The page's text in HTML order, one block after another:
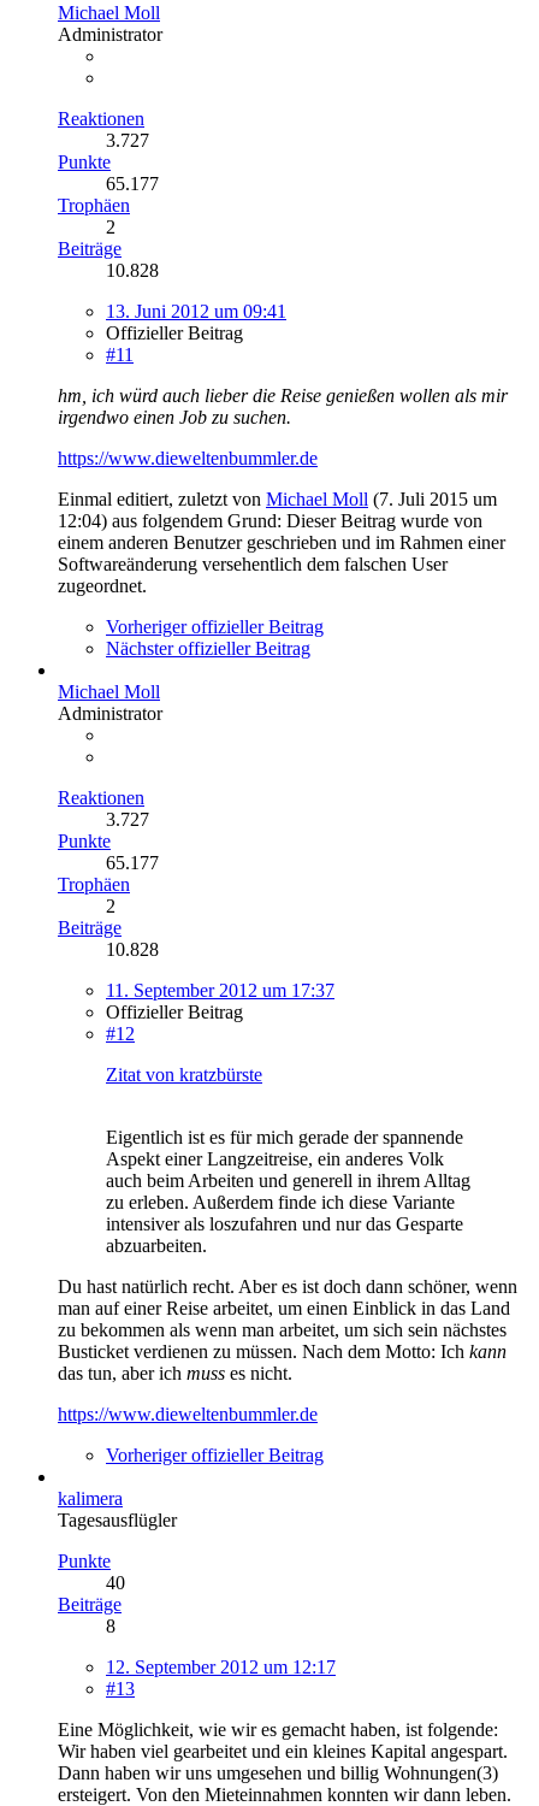
Michael Moll
Administrator
Reaktionen
3.727
Punkte
65.177
Trophäen
2
Beiträge
10.828
13. Juni 2012 um 09:41
Offizieller Beitrag
#11
hm, ich würd auch lieber die Reise genießen wollen als mir
irgendwo einen Job zu suchen.
https://www.dieweltenbummler.de
Einmal editiert, zuletzt von Michael Moll (7. Juli 2015 um
12:04) aus folgendem Grund: Dieser Beitrag wurde von
einem anderen Benutzer geschrieben und im Rahmen einer
Softwareänderung versehentlich dem falschen User
zugeordnet.
Vorheriger offizieller Beitrag
Nächster offizieller Beitrag
Michael Moll
Administrator
Reaktionen
3.727
Punkte
65.177
Trophäen
2
Beiträge
10.828
11. September 2012 um 17:37
Offizieller Beitrag
#12
Zitat von kratzbürste
Eigentlich ist es für mich gerade der spannende
Aspekt einer Langzeitreise, ein anderes Volk
auch beim Arbeiten und generell in ihrem Alltag
zu erleben. Außerdem finde ich diese Variante
intensiver als loszufahren und nur das Gesparte
abzuarbeiten.
Du hast natürlich recht. Aber es ist doch dann schöner, wenn
man auf einer Reise arbeitet, um einen Einblick in das Land
zu bekommen als wenn man arbeitet, um sich sein nächstes
Busticket verdienen zu müssen. Nach dem Motto: Ich kann
das tun, aber ich muss es nicht.
https://www.dieweltenbummler.de
Vorheriger offizieller Beitrag
kalimera
Tagesausflügler
Punkte
40
Beiträge
8
12. September 2012 um 12:17
#13
Eine Möglichkeit, wie wir es gemacht haben, ist folgende:
Wir haben viel gearbeitet und ein kleines Kapital angespart.
Dann haben wir uns umgesehen und billig Wohnungen(3)
ersteigert. Von den Mieteinnahmen konnten wir dann leben.